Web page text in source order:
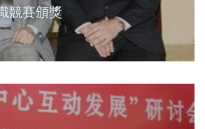
競賽頒獎